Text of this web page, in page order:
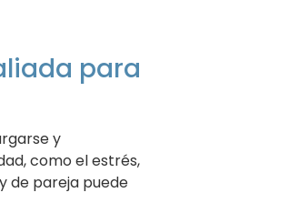
para
y
como el estrés,
de pareja puede